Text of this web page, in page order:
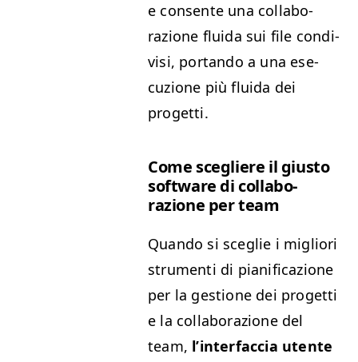
e con­sente una col­lab­o­
razione flu­i­da sui file con­di­
visi, por­tan­do a una ese­
cuzione più flu­i­da dei
progetti.
Come scegliere il gius­to
soft­ware di col­lab­o­
razione per team
Quan­do si sceglie i migliori
stru­men­ti di piani­fi­cazione
per la ges­tione dei prog­et­ti
e la col­lab­o­razione del
team, l’in­ter­fac­cia utente